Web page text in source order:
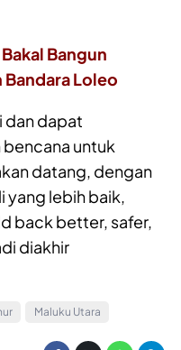
Bangun
Bandara Loleo
dan dapat
untuk
datang, dengan
yang lebih baik,
back better, safer,
diakhir
Maluku Utara